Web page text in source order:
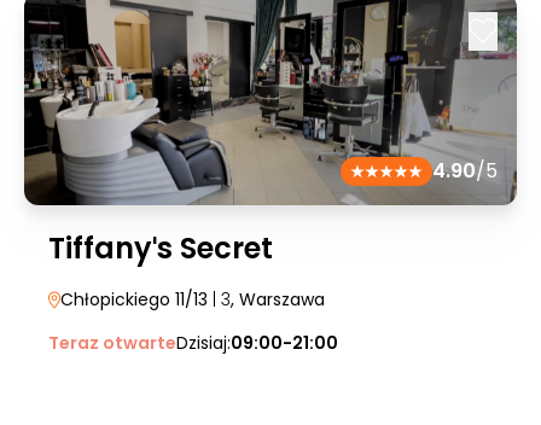
4.90/5
Tiffanyˈs Secret
Chłopickiego 11/13 | 3, Warszawa
Teraz otwarteDzisiaj:09:00-21:00